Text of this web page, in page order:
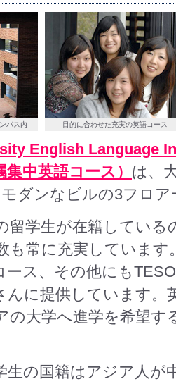
パス内 目的に合わせた充実の英語コース
English Language
中英語コース） は、
ダンなビルの3フロ
留学生が在籍している
も常に充実しています
ース、その他にも
んに提供しています。
の大学へ進学を希望す
生の国籍はアジア人が